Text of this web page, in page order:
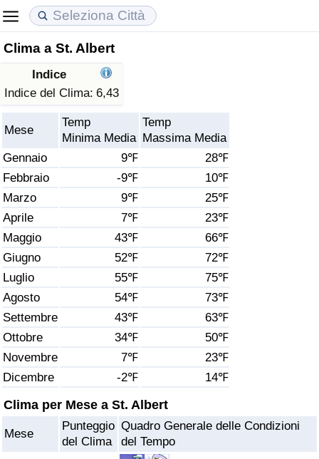
Clima a St. Albert
Indice
Indice del Clima: 6,43
Mese
Temp
Minima Media
Temp
Massima Media
Gennaio
9℉
28℉
Febbraio
-9℉
10℉
Marzo
9℉
25℉
Aprile
7℉
23℉
Maggio
43℉
66℉
Giugno
52℉
72℉
Luglio
55℉
75℉
Agosto
54℉
73℉
Settembre
43℉
63℉
Ottobre
34℉
50℉
Novembre
7℉
23℉
Dicembre
-2℉ 14℉
Clima per Mese a St. Albert
Mese
Punteggio
del Clima
Quadro Generale delle Condizioni
del Tempo
Costo della vita
Indice Del Costo Della Vita (corrente)
Indice Del Costo Della Vita
Indice del Costo della Vita per Nazione
ad Aqaba
Prezzi degli immobili
Indice del Prezzo delle Case (Corrente)
Indice del Prezzo delle Case
Indice del Prezzo delle Case per Nazione
Qualità della Vita
Indice della Qualità della Vita
Indice della Qualità della Vita (Corrente)
Indice della qualità della vita per Paese
Criminalità
Indice del Tasso di Criminalità (Corrente)
Indice della Criminalità
Indice di criminalità per paese
Assistenza Sanitaria
Indice dell’Assistenza Sanitaria (Corrente)
Indice dell’Assistenza Sanitaria per